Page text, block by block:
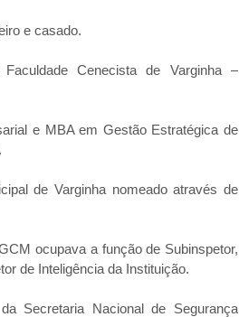
e casado.
Cenecista de Varginha –
e MBA em Gestão Estratégica de
de Varginha nomeado através de
ocupava a função de Subinspetor,
de Inteligência da Instituição.
Secretaria Nacional de Segurança